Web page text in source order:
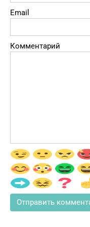
Email
Комментарий